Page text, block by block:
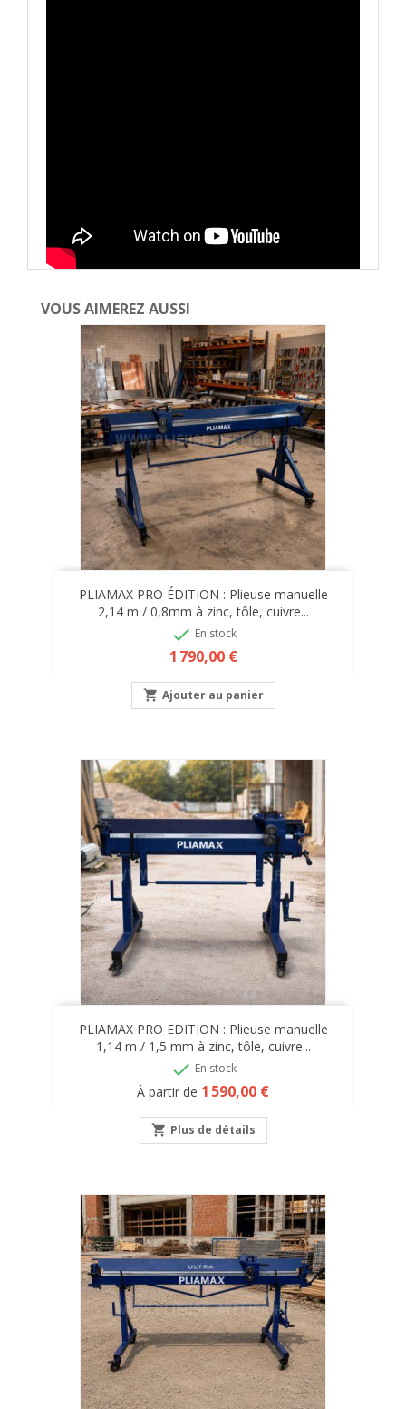
VOUS AIMEREZ AUSSI
PLIAMAX PRO ÉDITION : Plieuse manuelle
2,14 m / 0,8mm à zinc, tôle, cuivre...
 En stock
Prix
1 790,00 €
 Ajouter au panier
PLIAMAX PRO EDITION : Plieuse manuelle
1,14 m / 1,5 mm à zinc, tôle, cuivre...
 En stock
Prix
À partir de 1 590,00 €
shopping_cart Plus de détails